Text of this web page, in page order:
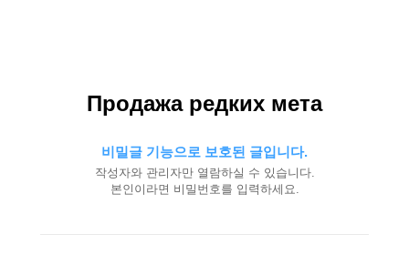
Продажа редких мета
비밀글 기능으로 보호된 글입니다.
작성자와 관리자만 열람하실 수 있습니다.
본인이라면 비밀번호를 입력하세요.